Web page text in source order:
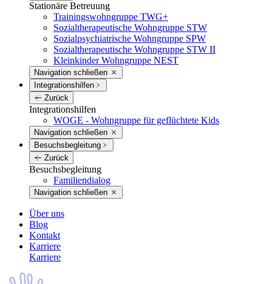
Stationäre Betreuung
Trainingswohngruppe TWG+
Sozialtherapeutische Wohngruppe STW
Sozialpsychiatrische Wohngruppe SPW
Sozialtherapeutische Wohngruppe STW II
Kleinkinder Wohngruppe NEST
Navigation schließen
Integrations­hilfen
Zurück
Integrations­hilfen
WOGE - Wohngruppe für geflüchtete Kids
Navigation schließen
Besuchs­begleitung
Zurück
Besuchs­begleitung
Familiendialog
Navigation schließen
Über uns
Blog
Kontakt
Karriere
Karriere